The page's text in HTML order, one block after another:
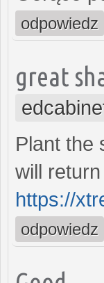
odpowiedz
great
Plant the
will
https://
odpowiedz